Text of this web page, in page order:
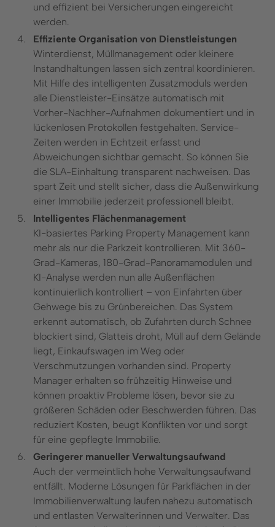
und effizient bei Versicherungen eingereicht
werden.
Effiziente Organisation von Dienstleistungen
Winterdienst, Müllmanagement oder kleinere
Instandhaltungen lassen sich zentral koordinieren.
Mit Hilfe des intelligenten Zusatzmoduls werden
alle Dienstleister-Einsätze automatisch mit
Vorher-Nachher-Aufnahmen dokumentiert und in
lückenlosen Protokollen festgehalten. Service-
Zeiten werden in Echtzeit erfasst und
Abweichungen sichtbar gemacht. So können Sie
die SLA-Einhaltung transparent nachweisen. Das
spart Zeit und stellt sicher, dass die Außenwirkung
einer Immobilie jederzeit professionell bleibt.
Intelligentes Flächenmanagement
KI-basiertes Parking Property Management kann
mehr als nur die Parkzeit kontrollieren. Mit 360-
Grad-Kameras, 180-Grad-Panoramamodulen und
KI-Analyse werden nun alle Außenflächen
kontinuierlich kontrolliert – von Einfahrten über
Gehwege bis zu Grünbereichen. Das System
erkennt automatisch, ob Zufahrten durch Schnee
blockiert sind, Glatteis droht, Müll auf dem Gelände
liegt, Einkaufswagen im Weg oder
Verschmutzungen vorhanden sind. Property
Manager erhalten so frühzeitig Hinweise und
können proaktiv Probleme lösen, bevor sie zu
größeren Schäden oder Beschwerden führen. Das
reduziert Kosten, beugt Konflikten vor und sorgt
für eine gepflegte Immobilie.
Geringerer manueller Verwaltungsaufwand
Auch der vermeintlich hohe Verwaltungsaufwand
entfällt. Moderne Lösungen für Parkflächen in der
Immobilienverwaltung laufen nahezu automatisch
und entlasten Verwalterinnen und Verwalter. Das